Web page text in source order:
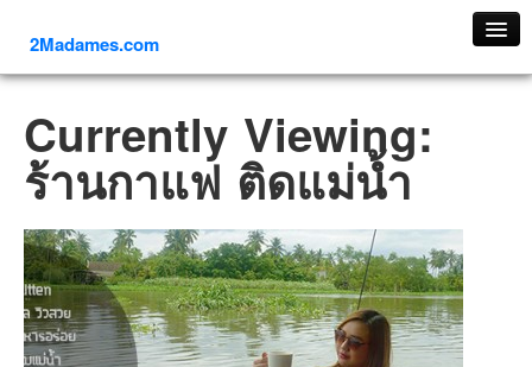
2Madames.com
ภาคเหนือ
ภาคใต้
ภาคกลาง
ภาคตะวันตก
ภาคอีสาน
ทริปต่างประเทศ
Currently Viewing:
ร้านกาแฟ ติดแม่น้ำ